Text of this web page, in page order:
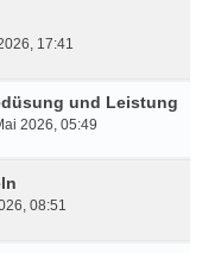
17:41
und Leistung
2026, 05:49
08:51